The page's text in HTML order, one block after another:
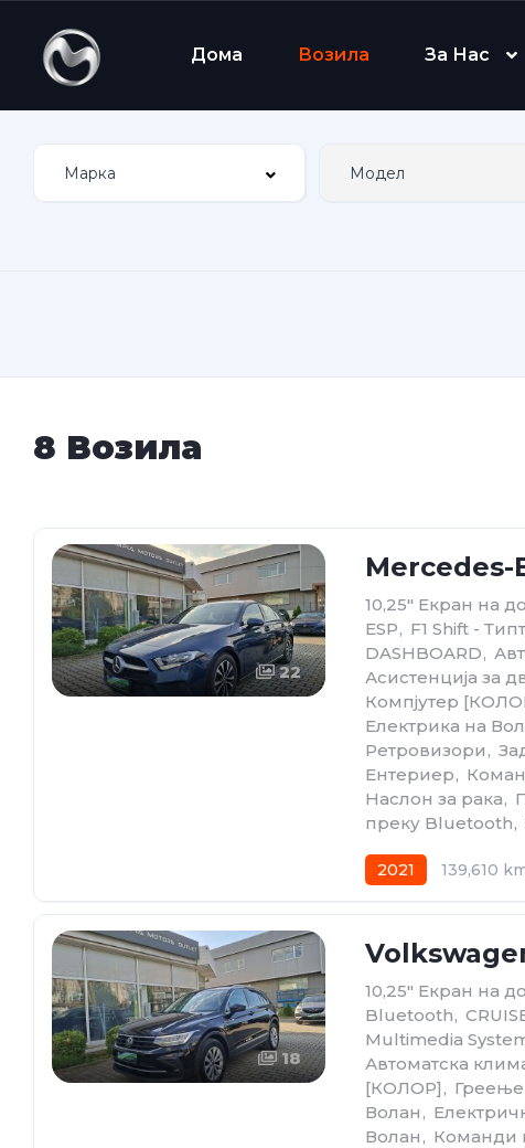
Дома Возила За Нас
8 Возила
22
Mercedes-
10,25" Екран на
ESP, F1 Shift -
DASHBOARD,
Асистенција за
Компјутер
Електрика на
Ретровизори ,
Ентериер,
Наслон за рака,
преку Bluetooth,
2021 139,610
18
10,25" Екран на
Bluetooth,
Multimedia
Автоматскa
[КОЛОР] ,
Волан ,
Волан , Команди